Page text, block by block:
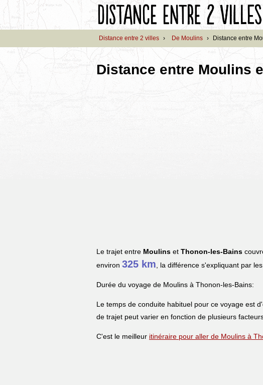
Distance entre 2 villes › De Moulins › Distance entre
Distance entre Moulins
Le trajet entre Moulins et Thonon-les-Bains
environ 325 km , la différence s'expliquant par
Durée du voyage de Moulins à Thonon-les-Bains:
Le temps de conduite habituel pour ce voyage est
de trajet peut varier en fonction de plusieurs
C'est le meilleur itinéraire pour aller de Moulins à